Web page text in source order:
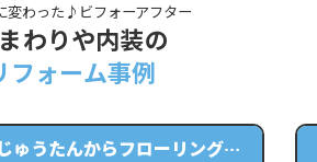
変わった♪ビフォーアフター
わりや内装の
フォーム事例
天井と壁のクロス貼替